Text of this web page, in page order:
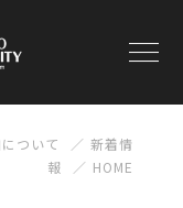
ついて
新着情
報
HOME